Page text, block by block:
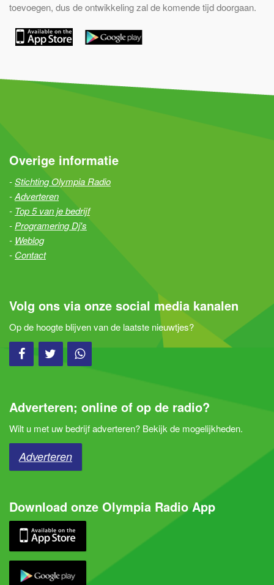
toevoegen, dus de ontwikkeling zal de komende tijd doorgaan.
Overige informatie
Stichting Olympia Radio
Adverteren
Top 5 van je bedrijf
Programering Dj's
Weblog
Contact
Volg ons via onze social media kanalen
Op de hoogte blijven van de laatste nieuwtjes?
Adverteren; online of op de radio?
Wilt u met uw bedrijf adverteren? Bekijk de mogelijkheden.
Adverteren
Download onze Olympia Radio App